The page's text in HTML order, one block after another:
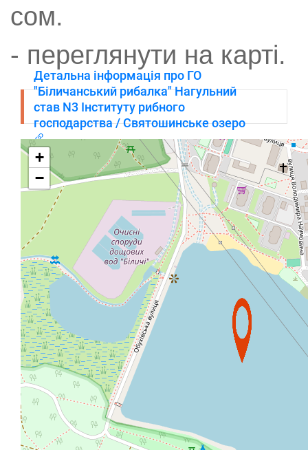
сом.
- переглянути на карті.
Детальна інформація про ГО
"Біличанський рибалка" Нагульний
став N3 Інституту рибного
господарства / Святошинське озеро
+
−